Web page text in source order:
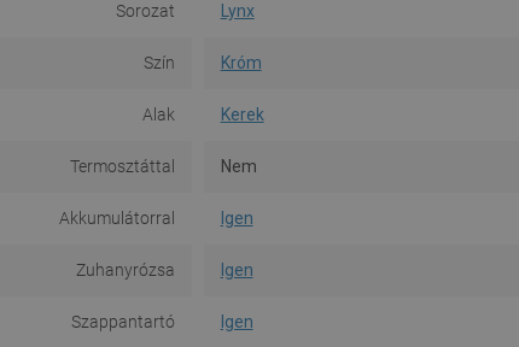
Sorozat Lynx
Szín Króm
Alak Kerek
Termosztáttal Nem
Akkumulátorral Igen
Zuhanyrózsa Igen
Szappantartó Igen